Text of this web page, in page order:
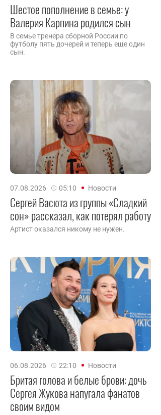
Шестое пополнение в семье: у
Валерия Карпина родился сын
В семье тренера сборной России по
футболу пять дочерей и теперь еще один
сын.
07.08.2026 05:10 Новости
Сергей Васюта из группы «Сладкий
сон» рассказал, как потерял работу
Артист оказался никому не нужен.
06.08.2026 22:10 Новости
Бритая голова и белые брови: дочь
Сергея Жукова напугала фанатов
своим видом